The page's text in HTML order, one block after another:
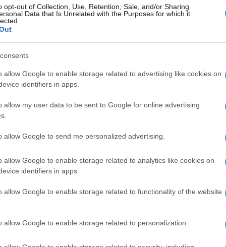
opt-out of Collection, Use, Retention, Sale, and/or Sharing
Data that Is Unrelated with the Purposes for which it
allow Google to enable storage related to advertising like cookies on
identifiers in apps.
allow my user data to be sent to Google for online advertising
allow Google to send me personalized advertising.
allow Google to enable storage related to analytics like cookies on
identifiers in apps.
allow Google to enable storage related to functionality of the website
allow Google to enable storage related to personalization.
θα είμαστε παρόντες φέτος και
παρόντες στη Διώρυγα του
σε δύο στενά φαίνεται να είναι ένα σχόλιο
Ορμούζ και το στενό Bab Al Mandab, τα οποία
από τις πιο πολυσύχναστους ναυτιλιακούς
κόσμο.
ορισμένα πλοία, σε πιο περιορισμένη
καταβάλει προσπάθειες να στηρίξει
και οικονομικές συμμαχίες της στη Νότια
Αφρική καθώς οι εντάσεις με τη Δύση